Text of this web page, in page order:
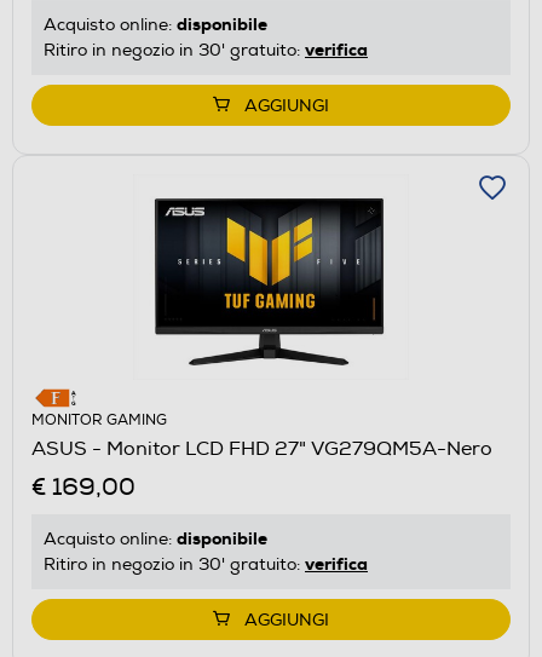
Acquisto online: disponibile
Ritiro in negozio in 30' gratuito: verifica
AGGIUNGI
MONITOR GAMING
ASUS - Monitor LCD FHD 27" VG279QM5A-Nero
€ 169,00
Acquisto online: disponibile
Ritiro in negozio in 30' gratuito: verifica
AGGIUNGI